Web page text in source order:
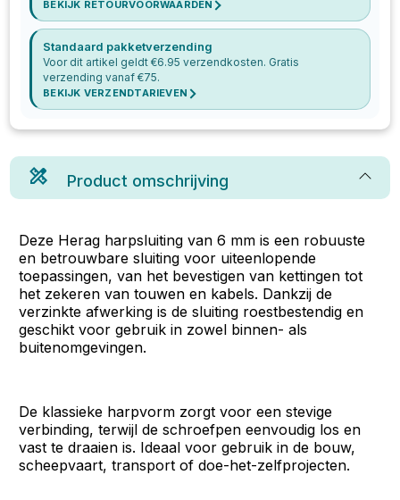
BEKIJK RETOURVOORWAARDEN
Standaard pakketverzending
Voor dit artikel geldt €6.95 verzendkosten. Gratis
verzending vanaf €75.
BEKIJK VERZENDTARIEVEN
Product omschrijving
Deze Herag harpsluiting van 6 mm is een robuuste
en betrouwbare sluiting voor uiteenlopende
toepassingen, van het bevestigen van kettingen tot
het zekeren van touwen en kabels. Dankzij de
verzinkte afwerking is de sluiting roestbestendig en
geschikt voor gebruik in zowel binnen- als
buitenomgevingen.
De klassieke harpvorm zorgt voor een stevige
verbinding, terwijl de schroefpen eenvoudig los en
vast te draaien is. Ideaal voor gebruik in de bouw,
scheepvaart, transport of doe-het-zelfprojecten.